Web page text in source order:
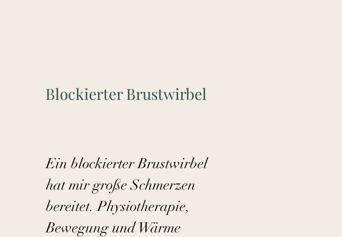
Blockierter Brustwirbel
Ein blockierter Brustwirbel
hat mir große Schmerzen
bereitet. Physiotherapie,
Bewegung und Wärme